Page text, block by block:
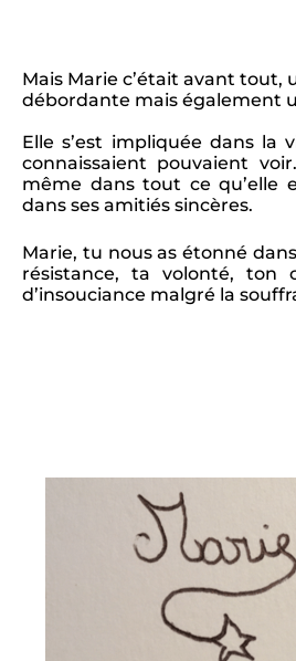
Mais Marie c’était avant tout,
débordante mais également
Elle s’est impliquée dans
connaissaient pouvaient
même dans tout ce qu’elle
dans ses amitiés sincères.
Marie, tu nous as étonné
résistance, ta volonté, ton
d’insouciance malgré la